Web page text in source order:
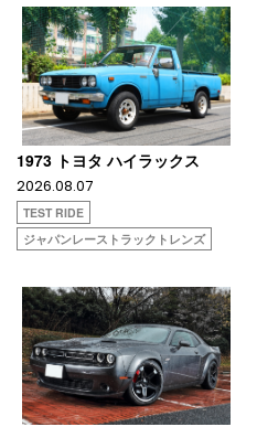
1973 トヨタ ハイラックス
2026.08.07
TEST RIDE
ジャパンレーストラックトレンズ